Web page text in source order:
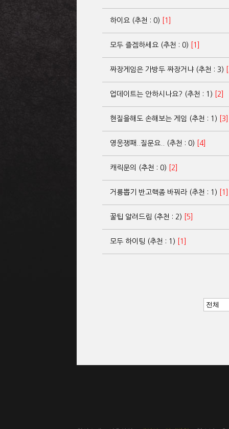
하이요 (추천 : 0) [1]
모두 즐겜하세요 (추천 : 0) [1]
짜장게임은 가방두 짜장거냐 (추천 : 3)
업데이트는 안하시나요? (추천 : 1) [2]
현질을해도 손해보는 게임 (추천 : 1) [3]
영웅쟁패..질문요.. (추천 : 0) [4]
캐릭문의 (추천 : 0) [2]
거룡뽑기 반고핵좀 바꿔라 (추천 : 1) [1]
꿀팁 알려드림 (추천 : 2) [5]
모두 하이팅 (추천 : 1) [1]